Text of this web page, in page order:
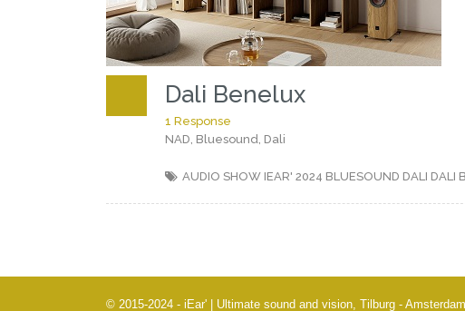
Dali Benelux
1 Response
NAD, Bluesound, Dali
AUDIO SHOW IEAR' 2024 BLUESOUND DALI DALI
© 2015-2024 - iEar' | Ultimate sound and vision, Tilburg -